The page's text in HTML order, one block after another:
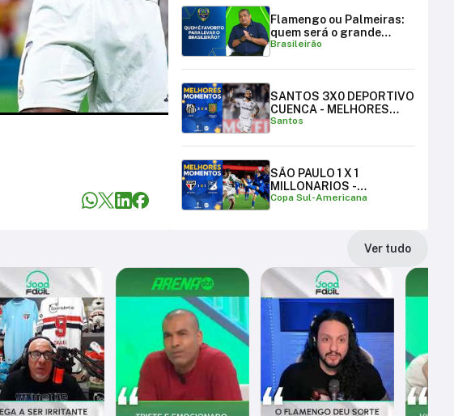
Flamengo ou Palmeiras:
quem será o grande
campeão brasileiro?
Brasileirão
SANTOS 3X0 DEPORTIVO
CUENCA - MELHORES
MOMENTOS
Santos
SÃO PAULO 1 X 1
MILLONARIOS -
MELHORES MOMENTOS |
Copa Sul-Americana
Ver tudo